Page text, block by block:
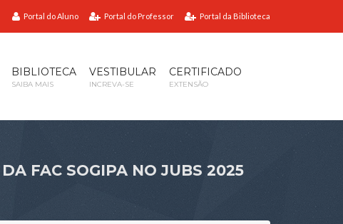
Portal do Aluno Portal do Professor Portal da Biblioteca
BIBLIOTECA
SAIBA MAIS
VESTIBULAR
INCREVA-SE
CERTIFICADO
EXTENSÃO
FAC SOGIPA NO JUBS 2025